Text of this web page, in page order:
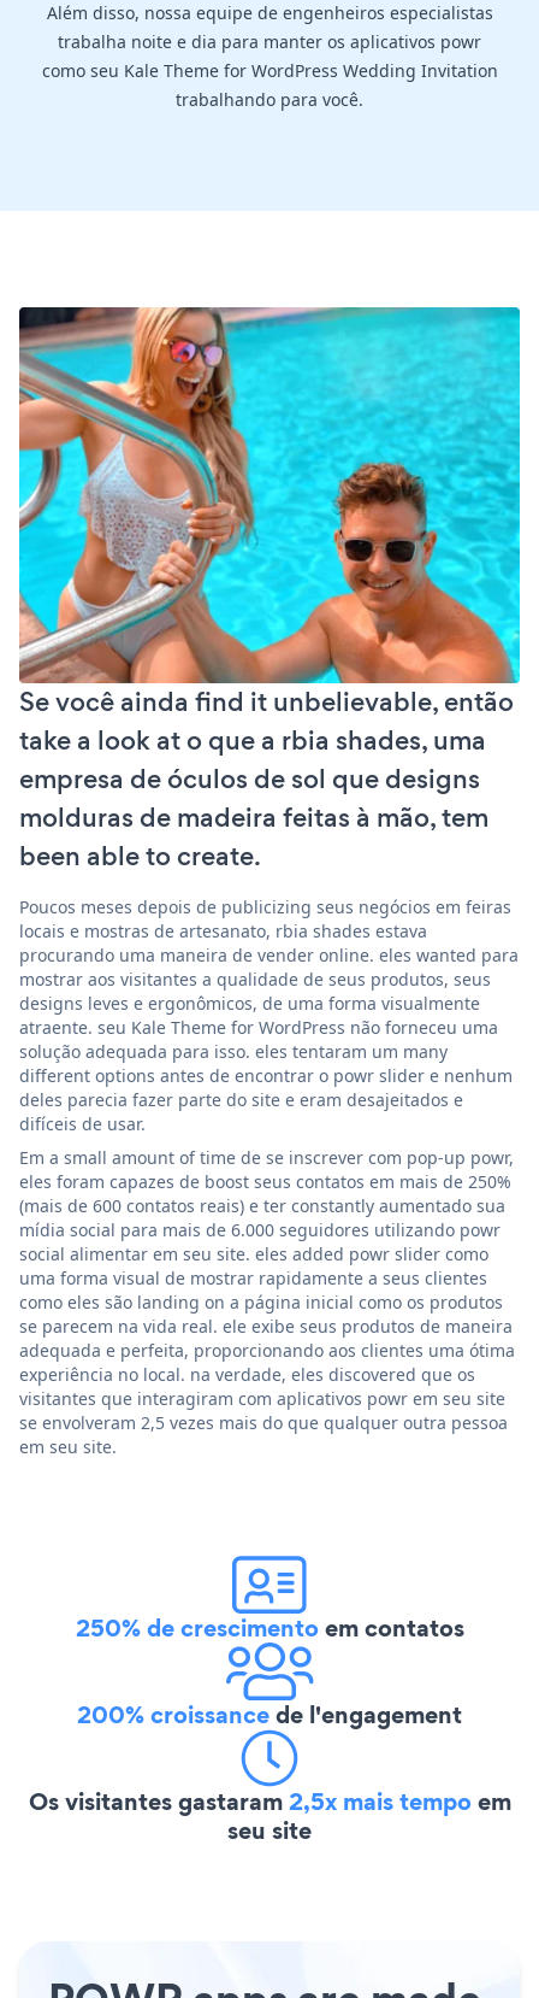
Além disso, nossa equipe de engenheiros especialistas
trabalha noite e dia para manter os aplicativos powr
como seu Kale Theme for WordPress Wedding Invitation
trabalhando para você.
Se você ainda find it unbelievable, então
take a look at o que a rbia shades, uma
empresa de óculos de sol que designs
molduras de madeira feitas à mão, tem
been able to create.
Poucos meses depois de publicizing seus negócios em feiras
locais e mostras de artesanato, rbia shades estava
procurando uma maneira de vender online. eles wanted para
mostrar aos visitantes a qualidade de seus produtos, seus
designs leves e ergonômicos, de uma forma visualmente
atraente. seu Kale Theme for WordPress não forneceu uma
solução adequada para isso. eles tentaram um many
different options antes de encontrar o powr slider e nenhum
deles parecia fazer parte do site e eram desajeitados e
difíceis de usar.
Em a small amount of time de se inscrever com pop-up powr,
eles foram capazes de boost seus contatos em mais de 250%
(mais de 600 contatos reais) e ter constantly aumentado sua
mídia social para mais de 6.000 seguidores utilizando powr
social alimentar em seu site. eles added powr slider como
uma forma visual de mostrar rapidamente a seus clientes
como eles são landing on a página inicial como os produtos
se parecem na vida real. ele exibe seus produtos de maneira
adequada e perfeita, proporcionando aos clientes uma ótima
experiência no local. na verdade, eles discovered que os
visitantes que interagiram com aplicativos powr em seu site
se envolveram 2,5 vezes mais do que qualquer outra pessoa
em seu site.
250% de crescimentoem contatos
200% croissancede l'engagement
Os visitantes gastaram2,5x mais tempoem
seu site